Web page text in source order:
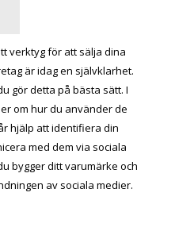
verktyg för att sälja dina
är idag en självklarhet.
gör detta på bästa sätt. I
om hur du använder de
hjälp att identifiera din
med dem via sociala
bygger ditt varumärke och
av sociala medier.